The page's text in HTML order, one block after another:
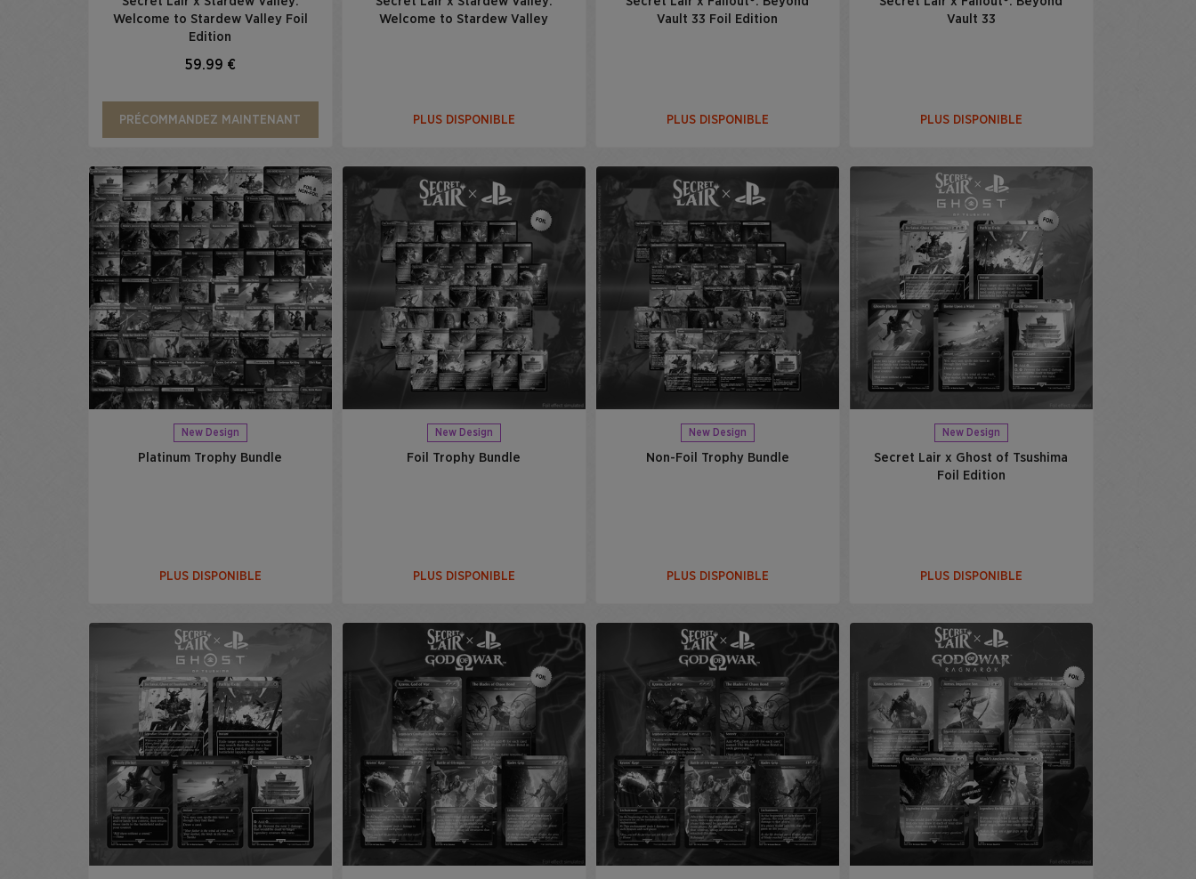
Welcome to Stardew Valley Foil
Edition
59.99 €
PRÉCOMMANDEZ MAINTENANT
Welcome to Stardew Valley
PLUS DISPONIBLE
Vault 33 Foil Edition​
PLUS DISPONIBLE
Vault 33​
PLUS DISPONIBLE
New Design
Platinum Trophy Bundle
PLUS DISPONIBLE
New Design
Foil Trophy Bundle
PLUS DISPONIBLE
New Design
Non-Foil Trophy Bundle
PLUS DISPONIBLE
New Design
Secret Lair x Ghost of Tsushima
Foil Edition
PLUS DISPONIBLE